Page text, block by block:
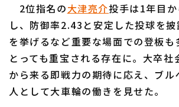
2位指名の大津亮介投手は1年目
し、防御率2.43と安定した投球を
を挙げるなど重要な場面での登板も
とっても重宝される存在に。大卒社
から来る即戦力の期待に応え、ブル
人として大車輪の働きを見せた。